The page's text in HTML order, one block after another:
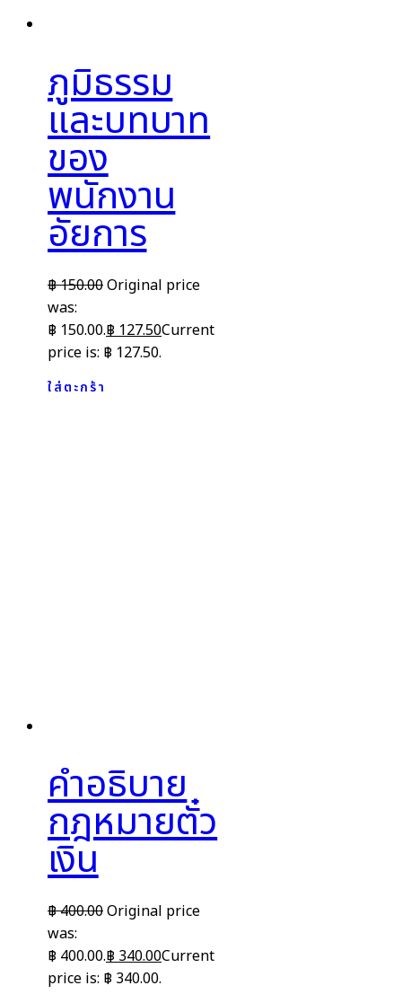
ภูมิธรรม
และบทบาท
ของ
พนักงาน
อัยการ
฿150.00Original price
was:
฿ 150.00.฿127.50Current
price is: ฿ 127.50.
ใส่ตะกร้า
คำอธิบาย
กฎหมายตั๋ว
เงิน
฿400.00Original price
was:
฿ 400.00.฿340.00Current
price is: ฿ 340.00.